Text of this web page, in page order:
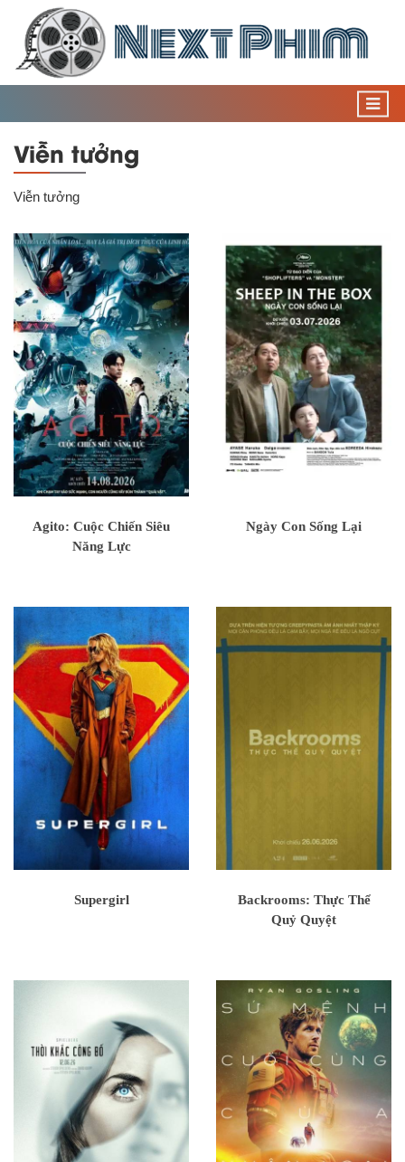
Viễn tưởng
Viễn tưởng
Agito: Cuộc Chiến Siêu
Năng Lực
Ngày Con Sống Lại
Supergirl
Backrooms: Thực Thể
Quỷ Quyệt